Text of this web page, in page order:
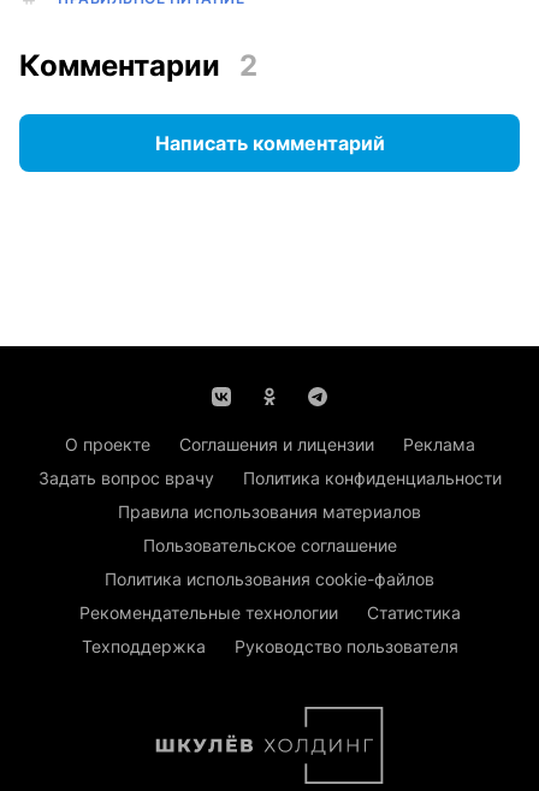
Комментарии 2
Написать комментарий
О проекте Соглашения и лицензии
Реклама
Задать вопрос врачу
Политика конфиденциальности
Правила использования материалов
Пользовательское соглашение
Политика использования cookie-файлов
Рекомендательные технологии
Статистика
Техподдержка
Руководство пользователя